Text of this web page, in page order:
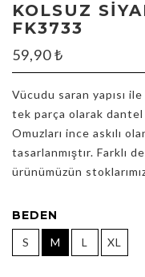
KOLSUZ
FK3733
59,90₺
Vücudu saran yapısı
tek parça olarak
Omuzları ince askılı
tasarlanmıştır. Farklı
ürünümüzün
BEDEN
S M L XL